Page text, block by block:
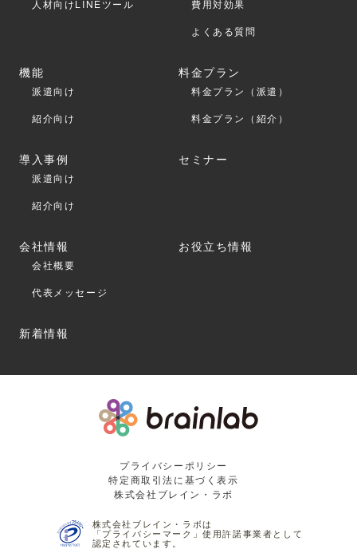
人材向けLINEツール
費用対効果
よくある質問
機能
派遣向け
紹介向け
料金プラン
料金プラン（派遣）
料金プラン（紹介）
導入事例
派遣向け
紹介向け
セミナー
会社情報
会社概要
代表メッセージ
お役立ち情報
新着情報
プライバシーポリシー
特定商取引法に基づく表示
株式会社ブレイン・ラボ
株式会社ブレイン・ラボは
「プライバシーマーク」使用許諾事業者として
認定されています。